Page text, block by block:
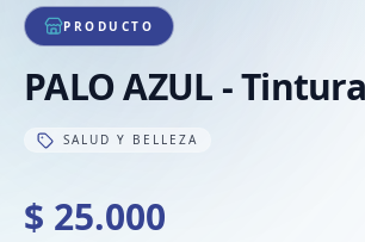
1/1
PRODUCTO
PALO AZUL -
SALUD Y BELLEZA
$ 25.000